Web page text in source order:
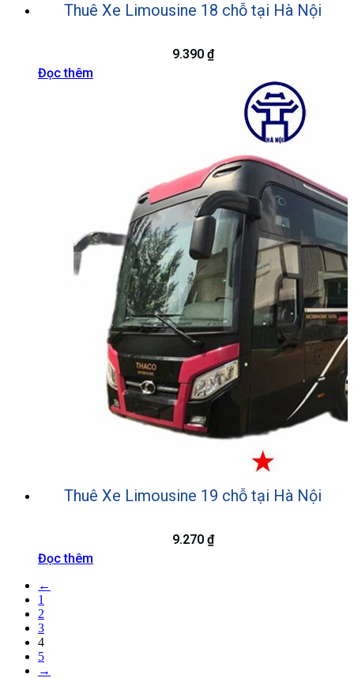
Thuê Xe Limousine 18 chỗ tại Hà Nội
9.390 ₫
Đọc thêm
Thuê Xe Limousine 19 chỗ tại Hà Nội
9.270 ₫
Đọc thêm
←
1
2
3
4
5
→